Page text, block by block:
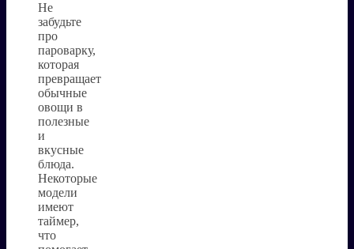
Не
забудьте
про
пароварку,
которая
превращает
обычные
овощи в
полезные
и
вкусные
блюда.
Некоторые
модели
имеют
таймер,
что